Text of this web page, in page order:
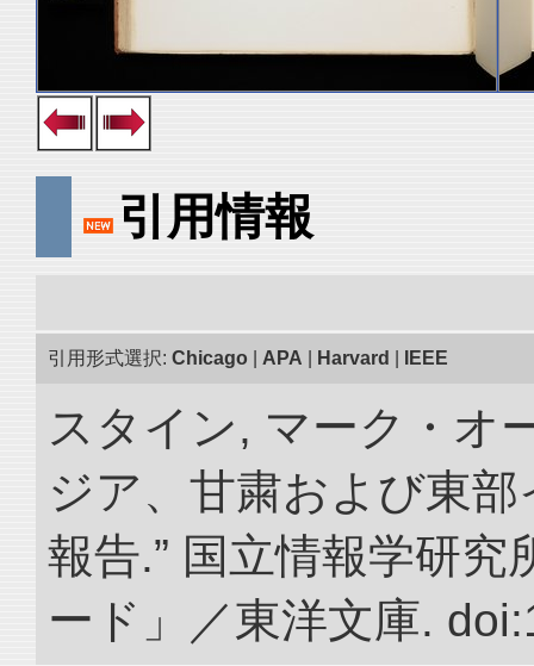
引用情報
引用形式選択: Chicago APA Harvard IEEE
スタイン, マーク・オ
ジア、甘粛および東
報告.” 国立情報学研
ード」／東洋文庫.